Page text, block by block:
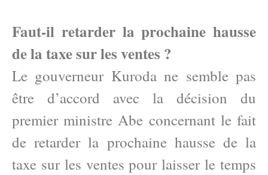
Faut-il retarder la prochaine hausse
de la taxe sur les ventes ?
Le gouverneur Kuroda ne semble pas
être d’accord avec la décision du
premier ministre Abe concernant le fait
de retarder la prochaine hausse de la
taxe sur les ventes pour laisser le temps